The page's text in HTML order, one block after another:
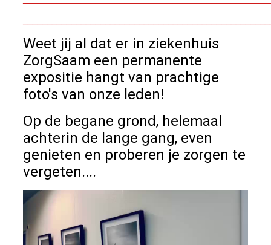
Weet jij al dat er in ziekenhuis
ZorgSaam een permanente
expositie hangt van prachtige
foto's van onze leden!
Op de begane grond, helemaal
achterin de lange gang, even
genieten en proberen je zorgen te
vergeten....